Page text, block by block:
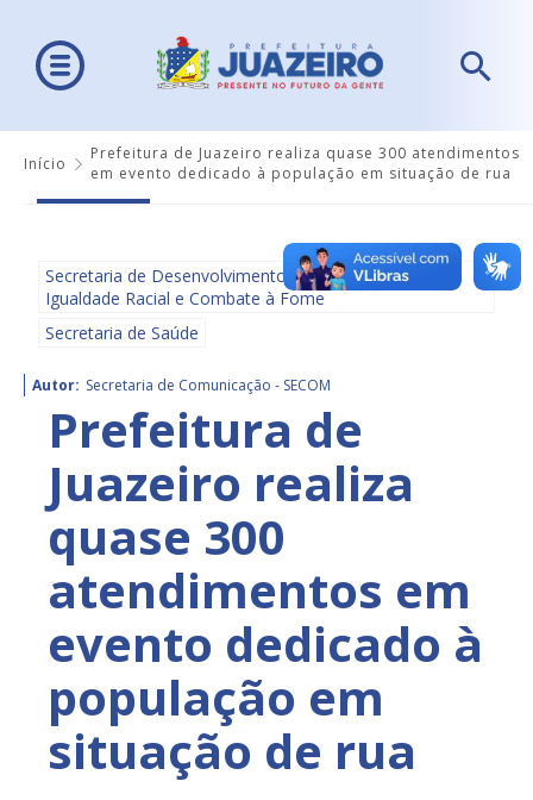
Início
Prefeitura de Juazeiro realiza quase 300 atendimentos
em evento dedicado à população em situação de rua
Secretaria de Desenvolvimento Social, Diversidade,
Igualdade Racial e Combate à Fome
Secretaria de Saúde
Autor: Secretaria de Comunicação - SECOM
Prefeitura de
Juazeiro realiza
quase 300
atendimentos em
evento dedicado à
população em
situação de rua